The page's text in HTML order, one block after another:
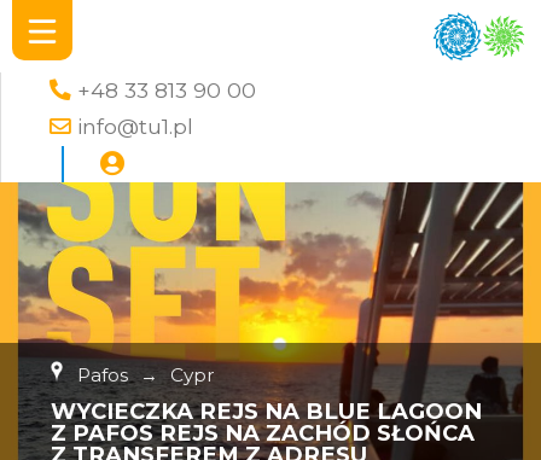
+48 33 813 90 00
info@tu1.pl
Pafos → Cypr
WYCIECZKA REJS NA BLUE LAGOON
Z PAFOS REJS NA ZACHÓD SŁOŃCA